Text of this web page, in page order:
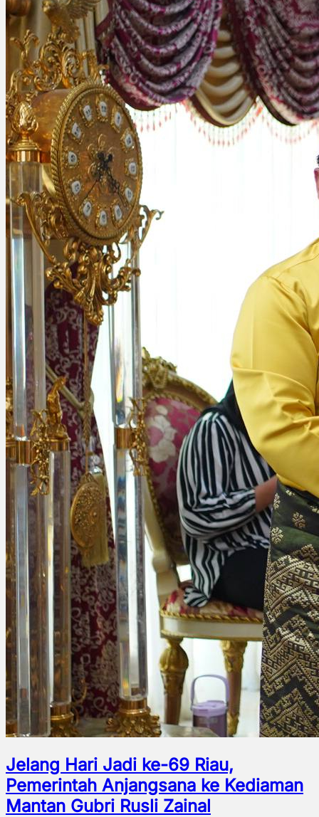
Jelang Hari Jadi ke-69 Riau,
Pemerintah Anjangsana ke Kediaman
Mantan Gubri Rusli Zainal